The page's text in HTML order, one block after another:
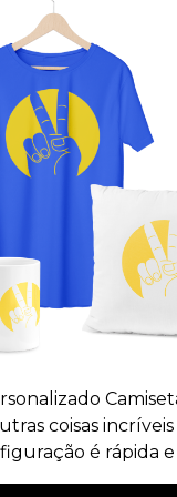
coisas
é rápida e